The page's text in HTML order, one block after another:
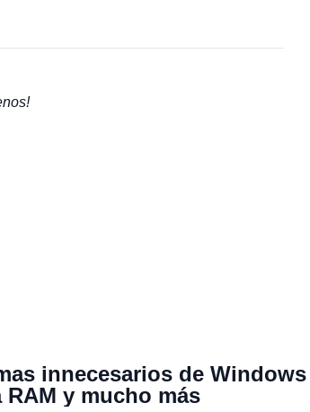
innecesarios de Windows
y mucho más